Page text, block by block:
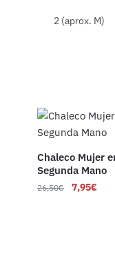
2 (aprox. M)
Chaleco Mujer
Segunda Mano
26,50€ 7,95€